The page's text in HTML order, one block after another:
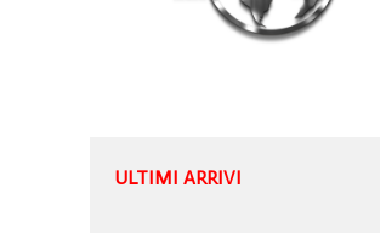
ULTIMI ARRIVI